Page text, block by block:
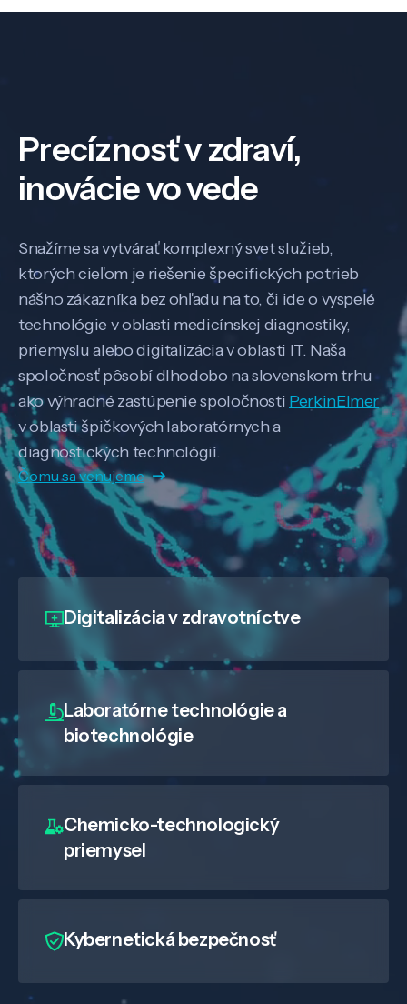
Precíznosť v zdraví,
inovácie vo vede
Snažíme sa vytvárať komplexný svet služieb,
ktorých cieľom je riešenie špecifických potrieb
nášho zákazníka bez ohľadu na to, či ide o vyspelé
technológie v oblasti medicínskej diagnostiky,
priemyslu alebo digitalizácia v oblasti IT. Naša
spoločnosť pôsobí dlhodobo na slovenskom trhu
ako výhradné zastúpenie spoločnosti PerkinElmer
v oblasti špičkových laboratórnych a
diagnostických technológií.
Čomu sa venujeme
Digitalizáciav zdravotníctve
Laboratórne technológie a
biotechnológie
Chemicko-technologický
priemysel
Kybernetická bezpečnosť